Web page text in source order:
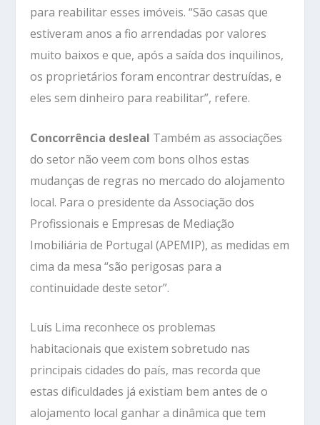
para reabilitar esses imóveis. “São casas que
estiveram anos a fio arrendadas por valores
muito baixos e que, após a saída dos inquilinos,
os proprietários foram encontrar destruídas, e
eles sem dinheiro para reabilitar”, refere.
Concorrência desleal Também as associações
do setor não veem com bons olhos estas
mudanças de regras no mercado do alojamento
local. Para o presidente da Associação dos
Profissionais e Empresas de Mediação
Imobiliária de Portugal (APEMIP), as medidas em
cima da mesa “são perigosas para a
continuidade deste setor”.
Luís Lima reconhece os problemas
habitacionais que existem sobretudo nas
principais cidades do país, mas recorda que
estas dificuldades já existiam bem antes de o
alojamento local ganhar a dinâmica que tem